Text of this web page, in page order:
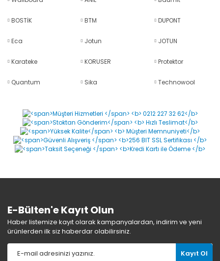
BOSTİK BTM DUPONT
Eca Jotun JOTUN
Karateke KORUSER Protektor
Quantum Sika Technowool
E-Bülten'e Kayıt Olun
Haber listemize kayıt olarak kampanyalardan, indirim ve yeni
ürünlerden ilk siz haberdar olabilirsiniz.
Kayıt Ol